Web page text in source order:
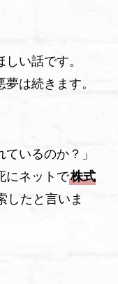
い話です。
は続きます。
いるのか？」
にネットで株式
したと言いま